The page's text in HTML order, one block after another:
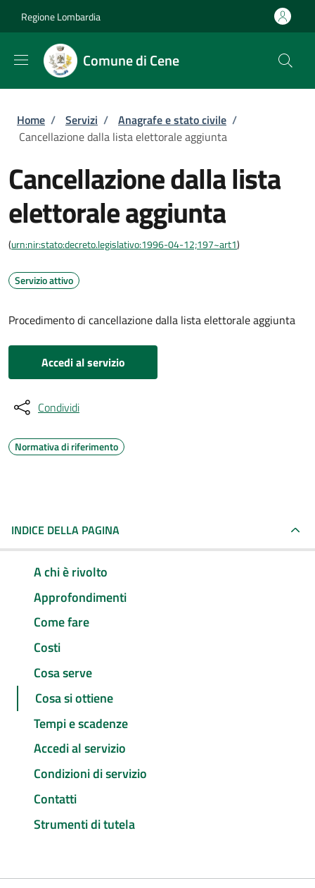
Regione Lombardia
Comune di Cene
Briciole di pane
Home / Servizi / Anagrafe e stato civile /
Cancellazione dalla lista elettorale aggiunta
Cancellazione dalla lista
elettorale aggiunta
(urn:nir:stato:decreto.legislativo:1996-04-12;197~art1)
Servizio attivo
Procedimento di cancellazione dalla lista elettorale aggiunta
Accedi al servizio
Condividi
Normativa di riferimento
INDICE DELLA PAGINA
A chi è rivolto
Approfondimenti
Come fare
Costi
Cosa serve
Cosa si ottiene
Tempi e scadenze
Accedi al servizio
Condizioni di servizio
Contatti
Strumenti di tutela